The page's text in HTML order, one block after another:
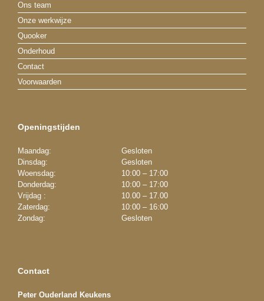
Ons team
Onze werkwijze
Quooker
Onderhoud
Contact
Voorwaarden
Openingstijden
Maandag:
Gesloten
Dinsdag:
Gesloten
Woensdag:
10:00 – 17:00
Donderdag:
10:00 – 17:00
Vrijdag :
10.00 – 17.00
Zaterdag:
10:00 – 16:00
Zondag:
Gesloten
Contact
Peter Ouderland Keukens